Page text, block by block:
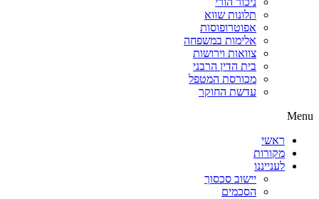
תלונות שווא
אפוטרופוסות
אלימות במשפחה
צוואות וירושות
בית הדין הרבני
מכורסת המטפל
עדשת החוקר
Menu
ראשי
מקורות
לענייננו
יישוב סכסוך
הסכמים